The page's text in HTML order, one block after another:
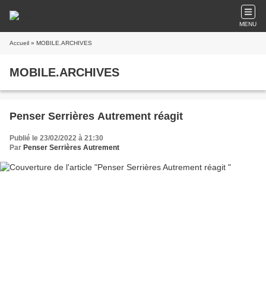
MENU
Accueil » MOBILE.ARCHIVES
MOBILE.ARCHIVES
Penser Serrières Autrement réagit
Publié le 23/02/2022 à 21:30
Par Penser Serrières Autrement